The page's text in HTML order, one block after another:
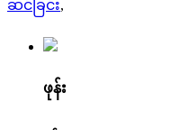
ဆင်ခြင်း,
ဖုန်း